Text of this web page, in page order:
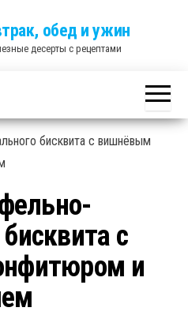
обед и ужин
десерты с рецептами
с
и